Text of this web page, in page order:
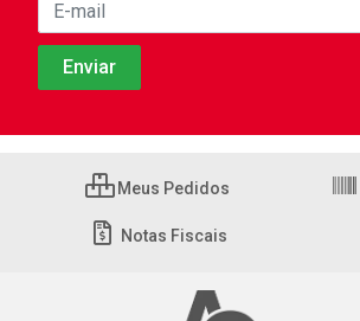
Meus Pedidos
Notas Fiscais